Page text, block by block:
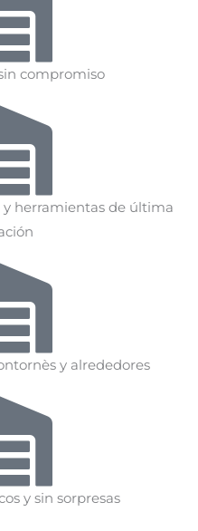
compromiso
y herramientas de última
y alrededores
y sin sorpresas